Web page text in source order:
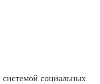
системой социальных